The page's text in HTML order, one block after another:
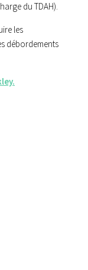
du TDAH).
les
débordements